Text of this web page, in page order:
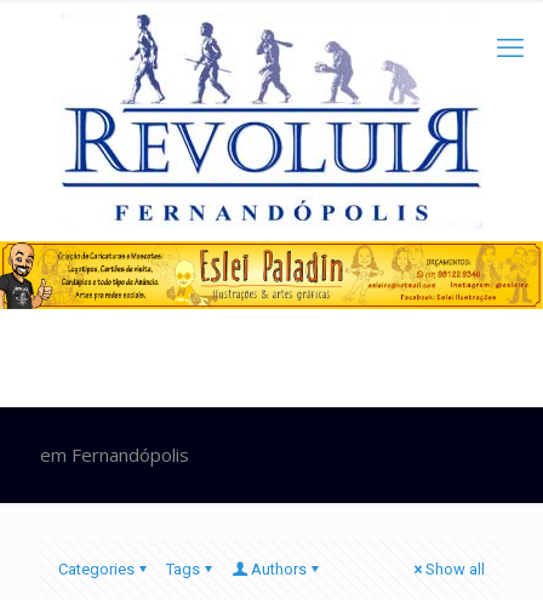
em Fernandópolis
Categories Tags Authors Show all